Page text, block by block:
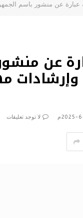
عن منشور باسم
عن
لا توجد تعليقات